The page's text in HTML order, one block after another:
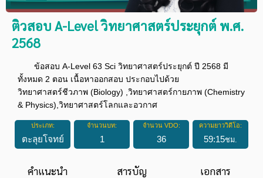
ติวสอบ A-Level วิทยาศาสตร์ประยุกต์ พ.ศ.
2568
ข้อสอบ A-Level 63 Sci วิทยาศาสตร์ประยุกต์ ปี 2568 มี
ทั้งหมด 2 ตอน เนื้อหาออกสอบ ประกอบไปด้วย
วิทยาศาสตร์ชีวภาพ (Biology) ,วิทยาศาสตร์กายภาพ (Chemistry
& Physics),วิทยาศาสตร์โลกและอวกาศ
ประเภท:
ตะลุยโจทย์
จำนวนบท:
1
จำนวน VDO:
36
ความยาววิดีโอ:
59:15ชม.
คำแนะนำ สารบัญ เอกสาร